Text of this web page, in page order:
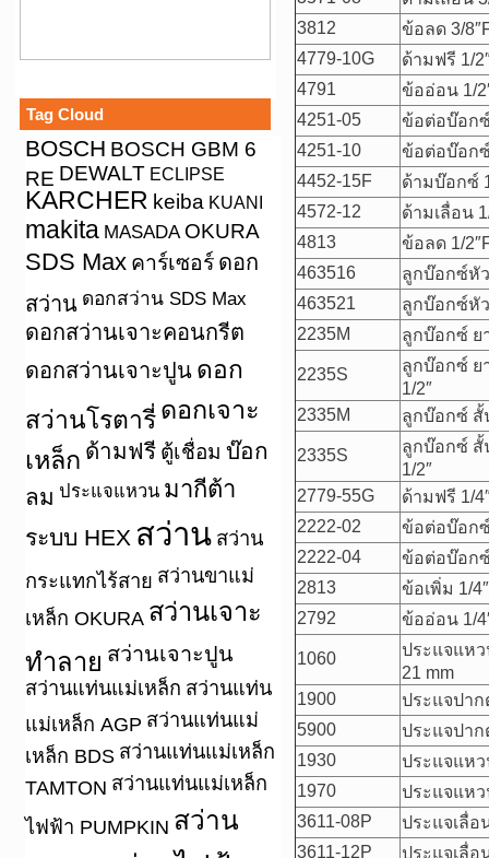
Tag Cloud
BOSCH BOSCH GBM 6
RE DEWALT ECLIPSE
KARCHER keiba KUANI
makita MASADA OKURA
SDS Max คาร์เซอร์ ดอก
สว่าน ดอกสว่าน SDS Max
ดอกสว่านเจาะคอนกรีต
ดอกสว่านเจาะปูน ดอก
สว่านโรตารี่ ดอกเจาะ
เหล็ก ด้ามฟรี ตู้เชื่อม บ๊อก
ลม ประแจแหวน มากีต้า
ระบบ HEX สว่าน สว่าน
กระแทกไร้สาย สว่านขาแม่
เหล็ก OKURA สว่านเจาะ
ทำลาย สว่านเจาะปูน
สว่านแท่นแม่เหล็ก สว่านแท่น
แม่เหล็ก AGP สว่านแท่นแม่
เหล็ก BDS สว่านแท่นแม่เหล็ก
TAMTON สว่านแท่นแม่เหล็ก
ไฟฟ้า PUMPKIN สว่าน
3812
ข้อลด 3/
4779-10G
ด้ามฟรี 1/
4791
ข้ออ่อน 1/
4251-05
ข้อต่อบ๊อกซ์
4251-10
ข้อต่อบ๊อกซ์
4452-15F
ด้ามบ๊อกซ์
4572-12
ด้ามเลื่อน
4813
ข้อลด 1/
463516
ลูกบ๊อกซ์หั
463521
ลูกบ๊อกซ์หัว
2235M
ลูกบ๊อกซ์ ย
2235S
ลูกบ๊อกซ์ ยา
1/2″
2335M
ลูกบ๊อกซ์ สั้น
2335S
ลูกบ๊อกซ์ สั้น
1/2″
2779-55G
ด้ามฟรี 1/
2222-02
ข้อต่อบ๊อกซ์
2222-04
ข้อต่อบ๊อกซ์
2813
ข้อเพิ่ม 1/
2792
ข้ออ่อน 1/
1060
ประแจแหว
21 mm
1900
ประแจปาก
5900
ประแจปาก
1930
ประแจแหว
1970
ประแจแหว
3611-08P
ประแจเลื่อ
3611-12P
ประแจเลื่อ